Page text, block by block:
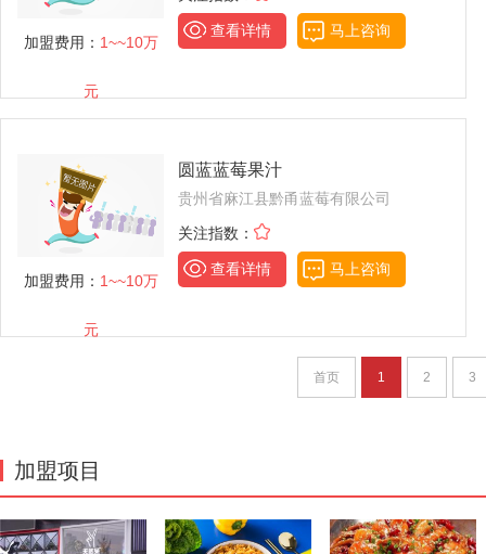
加盟费用： 1~~10万
元
查看详情 马上咨询
加盟费用： 1~~10万
元
圆蓝蓝莓果汁
贵州省麻江县黔甬蓝莓有限公司
关注指数：
查看详情 马上咨询
首页 1 2 3
加盟项目